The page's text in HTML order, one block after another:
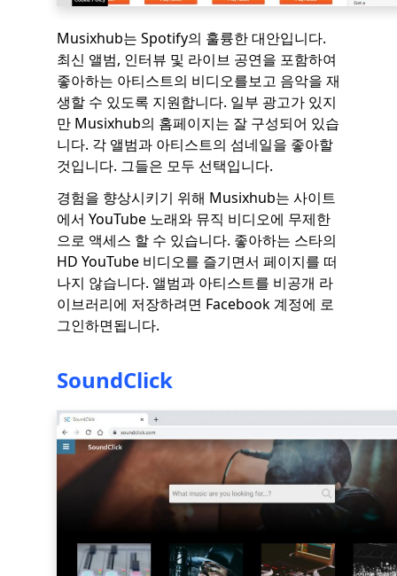
Musixhub는 Spotify의 훌륭한 대안입니다.
최신 앨범, 인터뷰 및 라이브 공연을 포함하여
좋아하는 아티스트의 비디오를보고 음악을 재
생할 수 있도록 지원합니다. 일부 광고가 있지
만 Musixhub의 홈페이지는 잘 구성되어 있습
니다. 각 앨범과 아티스트의 섬네일을 좋아할
것입니다. 그들은 모두 선택입니다.
경험을 향상시키기 위해 Musixhub는 사이트
에서 YouTube 노래와 뮤직 비디오에 무제한
으로 액세스 할 수 있습니다. 좋아하는 스타의
HD YouTube 비디오를 즐기면서 페이지를 떠
나지 않습니다. 앨범과 아티스트를 비공개 라
이브러리에 저장하려면 Facebook 계정에 로
그인하면됩니다.
SoundClick